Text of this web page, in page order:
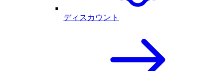
ディスカウント